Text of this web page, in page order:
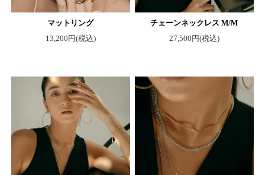
マットリング
13,200円(税込)
チェーンネックレス M/M
27,500円(税込)